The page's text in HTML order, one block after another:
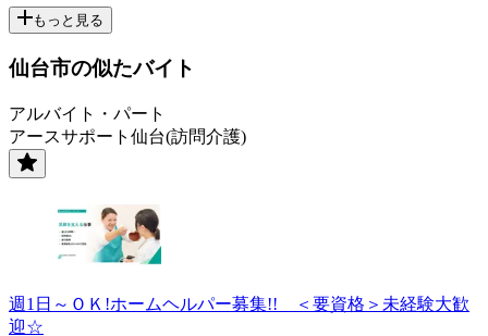
もっと見る
仙台市の似たバイト
アルバイト・パート
アースサポート仙台(訪問介護)
週1日～ＯＫ!ホームヘルパー募集!! ＜要資格＞未経験大歓
迎☆